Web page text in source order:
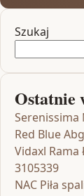
Szukaj
Ostatnie
Serenissima
Red Blue
Vidaxl Rama
3105339
NAC Piła